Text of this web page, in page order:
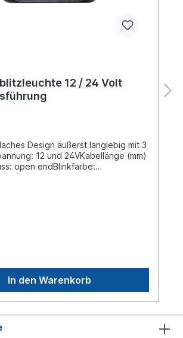
12 / 24 Volt
Design äußerst langlebig mit 3
12 und 24VKabellänge (mm)
open endBlinkfarbe:
: Pin 1: weiss + (Plus), Pin 2:
können den verscheidenen
werden, indem es kurz (0,5
2 Sekunden an + gehalten,
in Blitzmuster 1
In den Warenkorb